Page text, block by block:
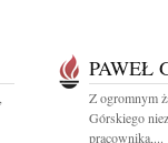
PAWEŁ
Z ogromnym
Górskiego
pracownika,...